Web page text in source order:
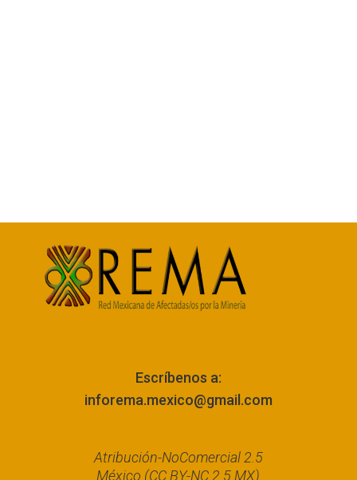
Escríbenos a:
inforema.mexico@gmail.com
Atribución-NoComercial 2.5
México (CC BY-NC 2.5 MX)